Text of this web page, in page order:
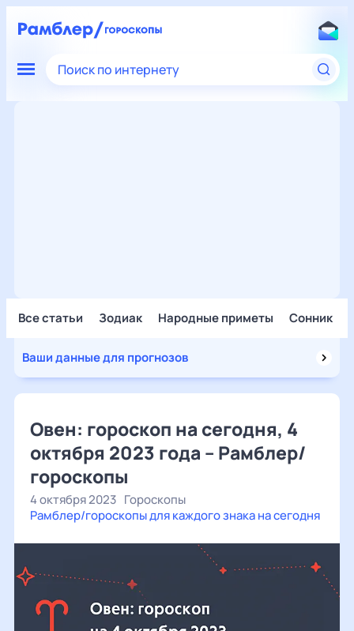
Поиск по интернету
Все статьи Зодиак Народные приметы Сонник
Ваши данные для прогнозов
Овен: гороскоп на сегодня, 4
октября 2023 года – Рамблер/
гороскопы
4 октября 2023 Гороскопы
Рамблер/гороскопы для каждого знака на сегодня